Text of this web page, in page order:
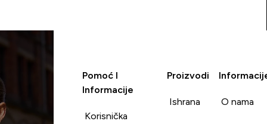
Pomoć I
Informacije
Korisnička
Proizvodi
Ishrana O nama